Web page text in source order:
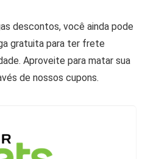
descontos, você ainda pode
gratuita para ter frete
Aproveite para matar sua
de nossos cupons.